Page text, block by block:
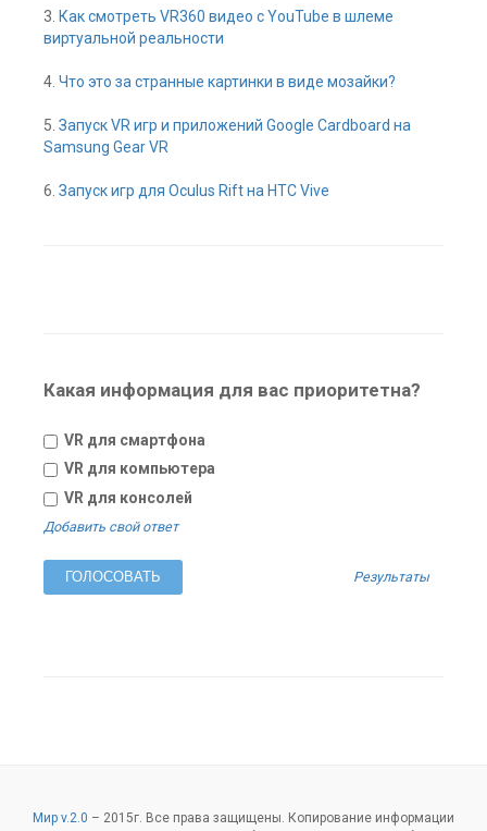
3. Как смотреть VR360 видео с YouTube в шлеме
виртуальной реальности
4. Что это за странные картинки в виде мозайки?
5. Запуск VR игр и приложений Google Cardboard на
Samsung Gear VR
6. Запуск игр для Oculus Rift на HTC Vive
Какая информация для вас приоритетна?
VR для смартфона
VR для компьютера
VR для консолей
Добавить свой ответ
Результаты
Мир v.2.0 – 2015г. Все права защищены. Копирование информации